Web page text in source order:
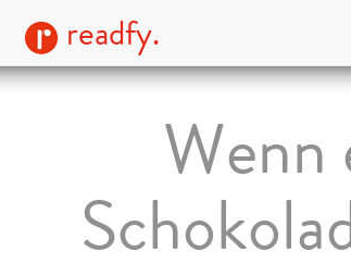
readfy.
Wenn